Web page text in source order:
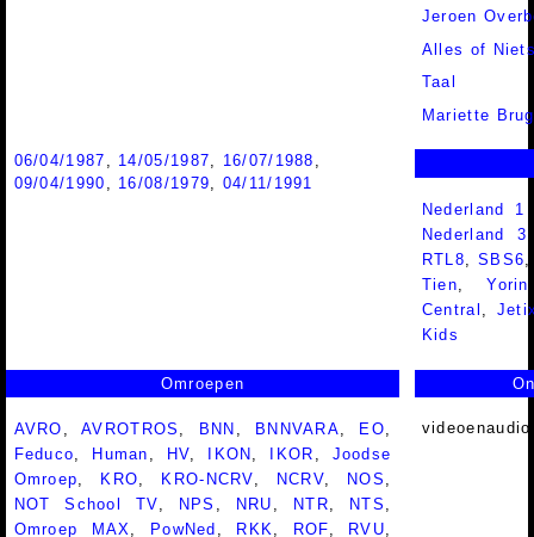
Jeroen
Alles of
Taal
Mariette
06/04/1987 , 14/05/1987, 16/07/1988 ,
09/04/1990 , 16/08/1979, 04/11/1991
Nederland 1
Nederland
RTL8 ,SBS6
Tien ,Yorin
Central
Kids
Omroepen
AVRO ,AVROTROS , BNN , BNNVARA, EO,
Feduco, Human , HV, IKON , IKOR , Joodse
Omroep, KRO, KRO-NCRV, NCRV, NOS ,
NOT School TV, NPS , NRU , NTR, NTS ,
Omroep MAX, PowNed , RKK, ROF, RVU,